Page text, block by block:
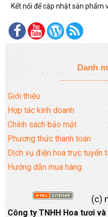
Kết nối để cập nhật sản
Danh
Giới thiệu
Hợp tác kinh doanh
Chính sách bảo mật
Phương thức thanh toán
Dịch vụ điện hoa trực tuyến
Hướng dẫn mua hàng
(c)
Công ty TNHH Hoa tươi